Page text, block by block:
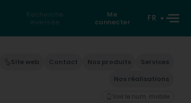
Recherche
inversée
Me
connecter
FR
Site web Contact Nos produits
Services
Nos réalisations
Voir le num. mobile